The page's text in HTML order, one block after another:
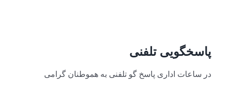
پاسخگویی تلفنی
در ساعات اداری پاسخ گو تلفنی به هموطنان گرامی